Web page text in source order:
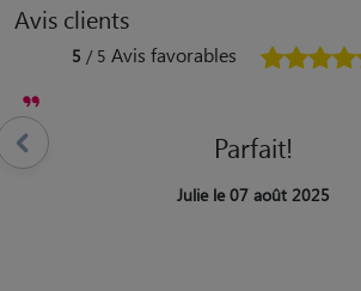
Avis clients
5 / 5 Avis favorables
Parfait!
Julie le 07 août 2025